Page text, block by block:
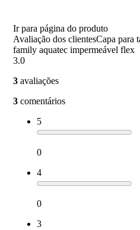
Ir para página do produto
Avaliação dos clientesCapa para
family aquatec impermeável flex
3.0
3 avaliações
3 comentários
5
0
4
0
3